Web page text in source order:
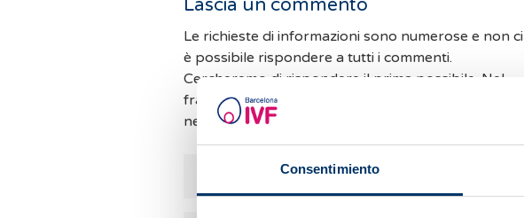
Consentimiento
Lascia un commento
Le richieste di informazioni sono numerose e non ci
è possibile rispondere a tutti i commenti.
Cercheremo di rispondere il prima possibile. Nel
frattempo vi invitiamo a consultare le nostre
nel caso in cui possiamo aiutarvi.